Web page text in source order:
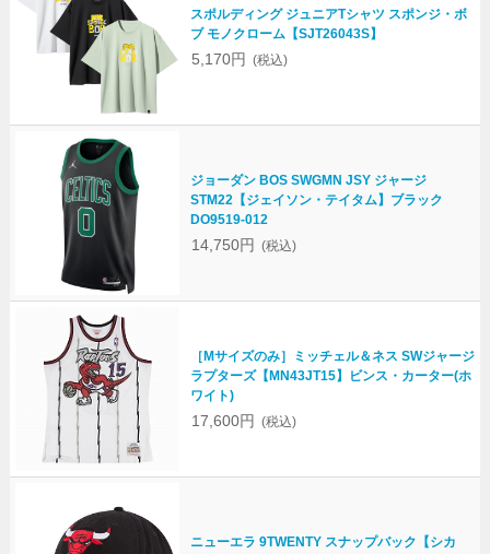
スポルディング ジュニアTシャツ スポンジ・ボ
ブ モノクローム【SJT26043S】
5,170円 (税込)
ジョーダン BOS SWGMN JSY ジャージ
STM22【ジェイソン・テイタム】ブラック
DO9519-012
14,750円 (税込)
［Mサイズのみ］ミッチェル＆ネス SWジャージ
ラプターズ【MN43JT15】ビンス・カーター(ホ
ワイト)
17,600円 (税込)
ニューエラ 9TWENTY スナップバック【シカ